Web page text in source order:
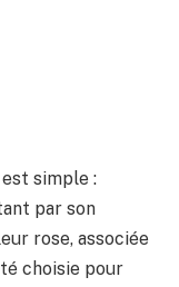
est simple :
par son
rose, associée
choisie pour